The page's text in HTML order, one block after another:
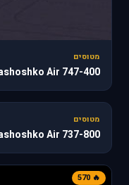
מטוסים
747-400 Pashoshko Air
187
מטוסים
737-800 Pashoshko Air
🔥 570